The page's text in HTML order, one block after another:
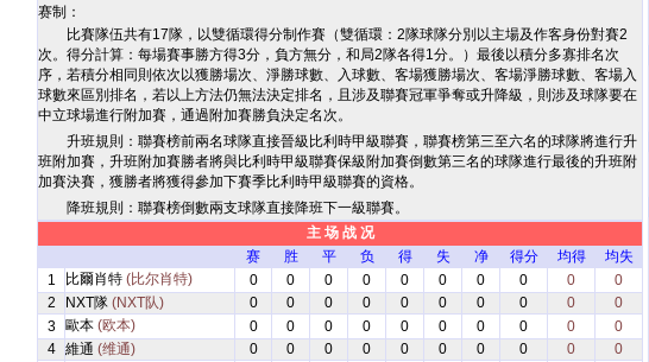
赛制：
比賽隊伍共有17隊，以雙循環得分制作賽（雙循環：2隊球隊分別以主場及作客身份對賽2
次。得分計算：每場賽事勝方得3分，負方無分，和局2隊各得1分。）最後以積分多寡排名次
序，若積分相同則依次以獲勝場次、淨勝球數、入球數、客場獲勝場次、客場淨勝球數、客場入
球數來區別排名，若以上方法仍無法決定排名，且涉及聯賽冠軍爭奪或升降級，則涉及球隊要在
中立球場進行附加賽，通過附加賽勝負決定名次。
升班規則：聯賽榜前兩名球隊直接晉級比利時甲級聯賽，聯賽榜第三至六名的球隊將進行升
班附加賽，升班附加賽勝者將與比利時甲級聯賽保級附加賽倒數第三名的球隊進行最後的升班附
加賽決賽，獲勝者將獲得參加下賽季比利時甲級聯賽的資格。
降班規則：聯賽榜倒數兩支球隊直接降班下一級聯賽。
主 场 战 况
赛
胜 平 负 得 失 净 得分 均得
均失
1
比爾肖特 (比尔肖特) 0 0 0 0 0 0 0 0 0
0
2
NXT隊 (NXT队) 0 0 0 0 0 0 0 0 0
0
3
歐本 (欧本) 0 0 0 0 0 0 0 0 0
0
4
維通 (维通) 0 0 0 0 0 0 0 0 0
0